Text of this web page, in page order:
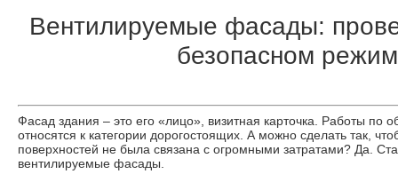
Вентилируемые фасады:
безопасном
Фасад здания – это его «лицо», визитная карточка. Работы по
относятся к категории дорогостоящих. А можно сделать так,
поверхностей не была связана с огромными затратами? Да.
вентилируемые фасады.